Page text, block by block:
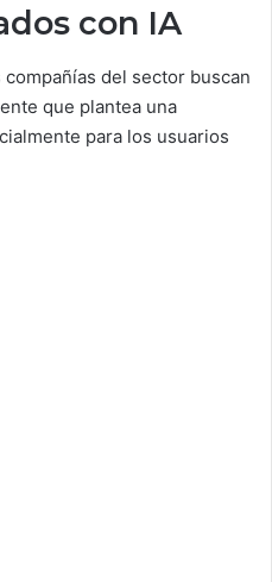
con IA
del sector buscan
que plantea una
para los usuarios